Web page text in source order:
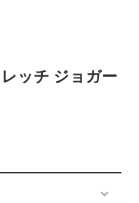
レッチ ジョガー